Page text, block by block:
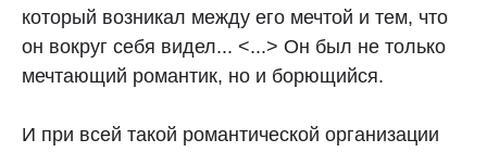
который возникал между его мечтой и тем, что
он вокруг себя видел... <...> Он был не только
мечтающий романтик, но и борющийся.
И при всей такой романтической организации